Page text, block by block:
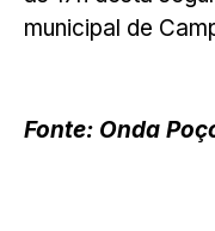
municipal de
Fonte: Onda